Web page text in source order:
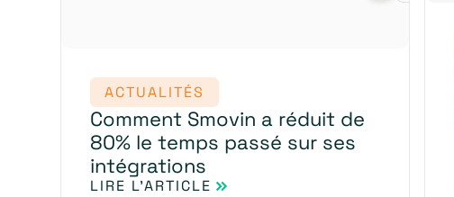
ACTUALITÉS
Comment Smovin a réduit de
80% le temps passé sur ses
intégrations
LIRE L'ARTICLE